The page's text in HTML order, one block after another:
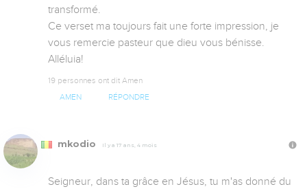
transformé.
Ce verset ma toujours fait une forte impression, je
vous remercie pasteur que dieu vous bénisse.
Alléluia!
19 personnes ont dit Amen
AMEN RÉPONDRE
mkodio Il y a 17 ans, 4 mois
Seigneur, dans ta grâce en Jésus, tu m'as donné du